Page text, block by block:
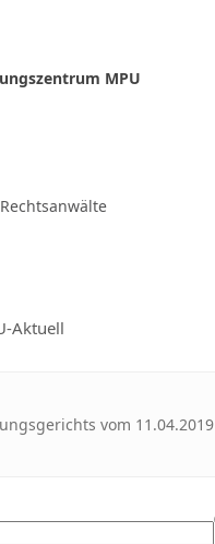
MPU
Aktuell
vom 11.04.2019